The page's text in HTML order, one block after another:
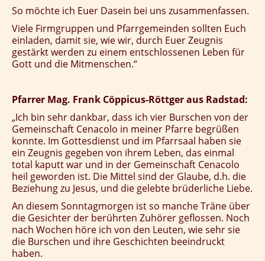
So möchte ich Euer Dasein bei uns zusammenfassen.
Viele Firmgruppen und Pfarrgemeinden sollten Euch
einladen, damit sie, wie wir, durch Euer Zeugnis
gestärkt werden zu einem entschlossenen Leben für
Gott und die Mitmenschen.“
Pfarrer Mag. Frank Cöppicus-Röttger aus Radstad:
„Ich bin sehr dankbar, dass ich vier Burschen von der
Gemeinschaft Cenacolo in meiner Pfarre begrüßen
konnte. Im Gottesdienst und im Pfarrsaal haben sie
ein Zeugnis gegeben von ihrem Leben, das einmal
total kaputt war und in der Gemeinschaft Cenacolo
heil geworden ist. Die Mittel sind der Glaube, d.h. die
Beziehung zu Jesus, und die gelebte brüderliche Liebe.
An diesem Sonntagmorgen ist so manche Träne über
die Gesichter der berührten Zuhörer geflossen. Noch
nach Wochen höre ich von den Leuten, wie sehr sie
die Burschen und ihre Geschichten beeindruckt
haben.